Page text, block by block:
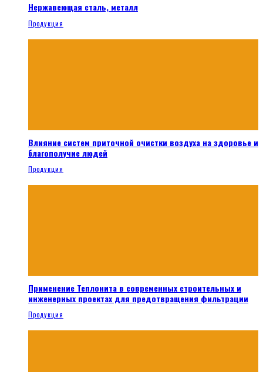
Нержавеющая сталь, металл
Продукция
Влияние систем приточной очистки воздуха на здоровье и
благополучие людей
Продукция
Применение Теплонита в современных строительных и
инженерных проектах для предотвращения фильтрации
Продукция